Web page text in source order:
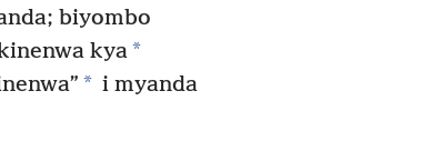
biyombo
kya*
* i myanda